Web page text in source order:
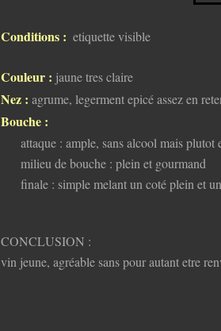
Conditions : etiquette visible
Couleur : jaune tres claire
Nez : agrume, legerment epicé assez en
Bouche :
attaque : ample, sans alcool mais plutot
milieu de bouche : plein et gourmand
finale : simple melant un coté plein et
CONCLUSION :
vin jeune, agréable sans pour autant etre